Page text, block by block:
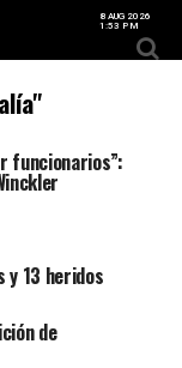
8 AUG 2026
1:53 PM
funcionarios”:
y 13 heridos
de